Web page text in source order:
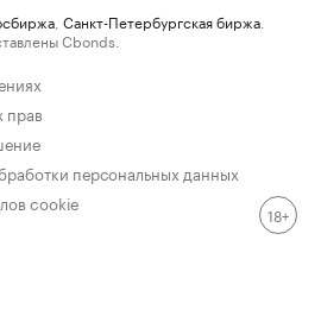
Санкт-Петербургская биржа
Cbonds.
прав
персональных данных
cookie
18+